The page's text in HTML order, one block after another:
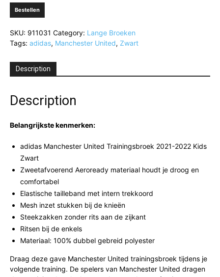
Bestellen
SKU: 911031 Category: Lange Broeken
Tags: adidas, Manchester United, Zwart
Description
Description
Belangrijkste kenmerken:
adidas Manchester United Trainingsbroek 2021-2022 Kids
Zwart
Zweetafvoerend Aeroready materiaal houdt je droog en
comfortabel
Elastische tailleband met intern trekkoord
Mesh inzet stukken bij de knieën
Steekzakken zonder rits aan de zijkant
Ritsen bij de enkels
Materiaal: 100% dubbel gebreid polyester
Draag deze gave Manchester United trainingsbroek tijdens je
volgende training. De spelers van Manchester United dragen